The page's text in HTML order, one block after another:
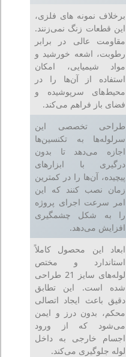
برخلاف نمونه‌ های فلزی،
این قطعات زنگ نمی‌زنند.
مقاومت عالی در برابر
رطوبت، اشعه خورشید و
مواد شیمیایی، امکان
استفاده از آن‌ها را در
محیط‌های سرپوشیده و
فضای باز فراهم می‌کند.
طراحی تخصصی این
سرلوله‌ها به تکنسین‌ها
اجازه می‌دهد تا بدون
درگیری با ابزارهای
پیچیده، آن‌ها را در کمترین
زمان نصب کنند که این
امر سرعت اجرای پروژه
را به شکل چشمگیری
افزایش می‌دهد.
ابعاد این محصول کاملاً
استاندارد و مختص
لوله‌های سایز 21 طراحی
شده است. این تطابق
دقیق باعث ایجاد اتصالی
محکم، بدون درز و ایمن
می‌شود که از ورود
اجسام خارجی به داخل
لوله جلوگیری می‌کند.